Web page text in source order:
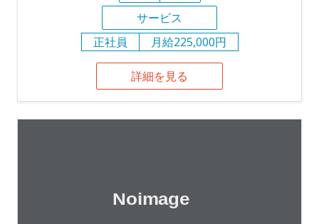
サービス
正社員
月給225,000円
詳細を見る